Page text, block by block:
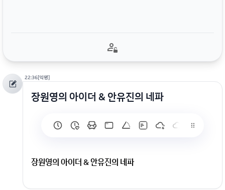
22:36[익명]
장원영의 아이더 & 안유진의 네파
장원영의 아이더 & 안유진의 네파